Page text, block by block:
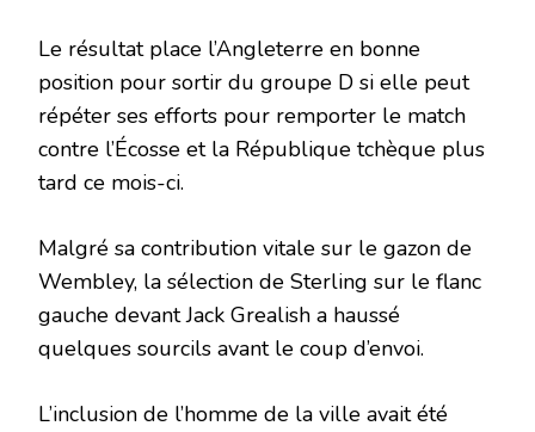
Le résultat place l’Angleterre en bonne
position pour sortir du groupe D si elle peut
répéter ses efforts pour remporter le match
contre l’Écosse et la République tchèque plus
tard ce mois-ci.
Malgré sa contribution vitale sur le gazon de
Wembley, la sélection de Sterling sur le flanc
gauche devant Jack Grealish a haussé
quelques sourcils avant le coup d’envoi.
L’inclusion de l’homme de la ville avait été